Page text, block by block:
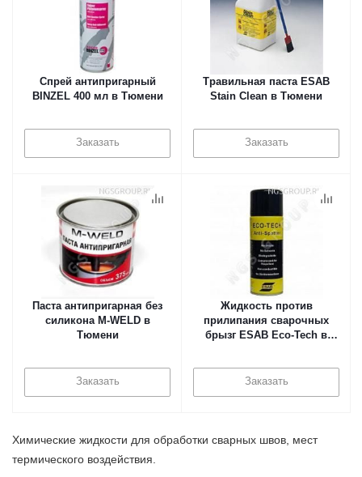
Спрей антипригарный
BINZEL 400 мл в Тюмени
Заказать
Травильная паста ESAB
Stain Clean в Тюмени
Заказать
Паста антипригарная без
силикона M-WELD в
Тюмени
Заказать
Жидкость против
прилипания сварочных
брызг ESAB Eco-Tech в
Заказать
Химические жидкости для обработки сварных швов, мест
термического воздействия.